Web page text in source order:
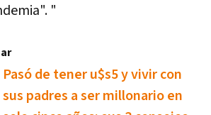
"
Pasó de tener u$s5 y vivir con
sus padres a ser millonario en